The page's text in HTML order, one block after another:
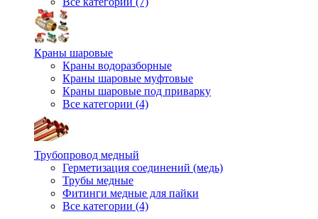
Краны шаровые
Краны водоразборные
Краны шаровые муфтовые
Краны шаровые под приварку
Все категории (4)
Трубопровод медный
Герметизация соединений (медь)
Трубы медные
Фитинги медные для пайки
Все категории (4)